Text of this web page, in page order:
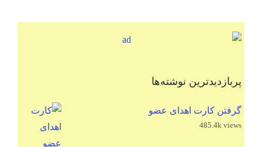
پربازدیدترین نوشته‌ها
گرفتن کارت اهدای عضو
485.4k views